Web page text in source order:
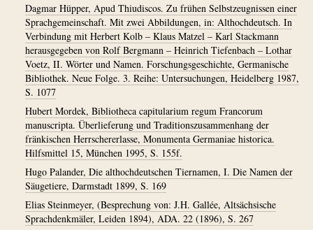
Dagmar Hüpper, Apud Thiudiscos. Zu frühen Selbstzeugnissen einer
Sprachgemeinschaft. Mit zwei Abbildungen, in: Althochdeutsch. In
Verbindung mit Herbert Kolb – Klaus Matzel – Karl Stackmann
herausgegeben von Rolf Bergmann – Heinrich Tiefenbach – Lothar
Voetz, II. Wörter und Namen. Forschungsgeschichte, Germanische
Bibliothek. Neue Folge. 3. Reihe: Untersuchungen, Heidelberg 1987,
S. 1077
Hubert Mordek, Bibliotheca capitularium regum Francorum
manuscripta. Überlieferung und Traditionszusammenhang der
fränkischen Herrschererlasse, Monumenta Germaniae historica.
Hilfsmittel 15, München 1995, S. 155f.
Hugo Palander, Die althochdeutschen Tiernamen, I. Die Namen der
Säugetiere, Darmstadt 1899, S. 169
Elias Steinmeyer, (Besprechung von: J.H. Gallée, Altsächsische
Sprachdenkmäler, Leiden 1894), ADA. 22 (1896), S. 267